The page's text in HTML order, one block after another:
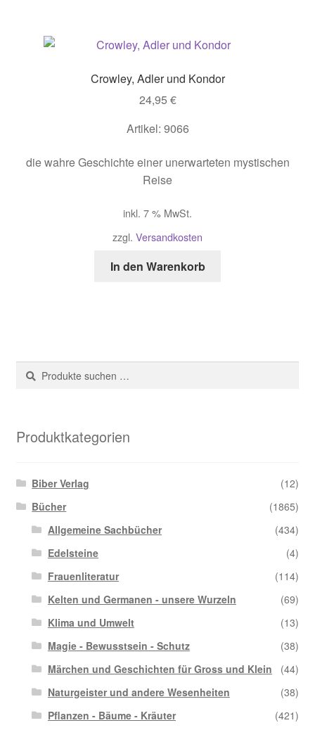
Crowley, Adler und Kondor
24,95 €
Artikel: 9066
die wahre Geschichte einer unerwarteten mystischen
Reise
inkl. 7 % MwSt.
zzgl. Versandkosten
In den Warenkorb
Suche
nach:
Suchen
Produktkategorien
Biber Verlag
(12)
Bücher
(1865)
Allgemeine Sachbücher
(434)
Edelsteine
(4)
Frauenliteratur
(114)
Kelten und Germanen - unsere Wurzeln
(69)
Klima und Umwelt
(13)
Magie - Bewusstsein - Schutz
(38)
Märchen und Geschichten für Gross und Klein
(44)
Naturgeister und andere Wesenheiten
(38)
Pflanzen - Bäume - Kräuter
(421)